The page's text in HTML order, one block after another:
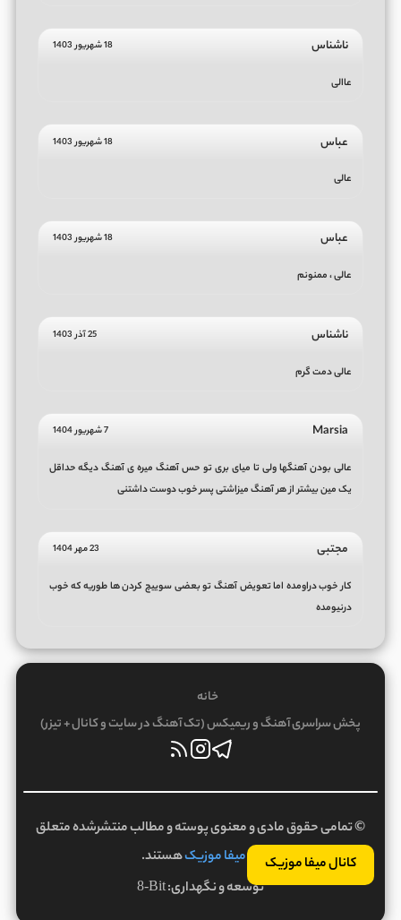
کانال میفا موزیک
ناشناس 18 شهریور 1403
عاالی
عباس 18 شهریور 1403
عالی
عباس 18 شهریور 1403
عالی ، ممنونم
ناشناس 25 آذر 1403
عالی دمت گرم
Marsia 7 شهریور 1404
عالی بودن آهنگها ولی تا میای بری تو حس آهنگ میره ی آهنگ دیگه حداقل
یک مین بیشتر از هر آهنگ میزاشتی پسر خوب دوست داشتنی
مجتبی 23 مهر 1404
کار خوب دراومده اما تعویض آهنگ تو بعضی سوییچ کردن ها طوریه که خوب
درنیومده
خانه
پخش سراسری آهنگ و ریمیکس (تک آهنگ در سایت و کانال + تیزر)
© تمامی حقوق مادی و معنوی پوسته و مطالب منتشرشده متعلق
بهمیفا موزیکهستند.
توسعه و نگهداری:8-Bit